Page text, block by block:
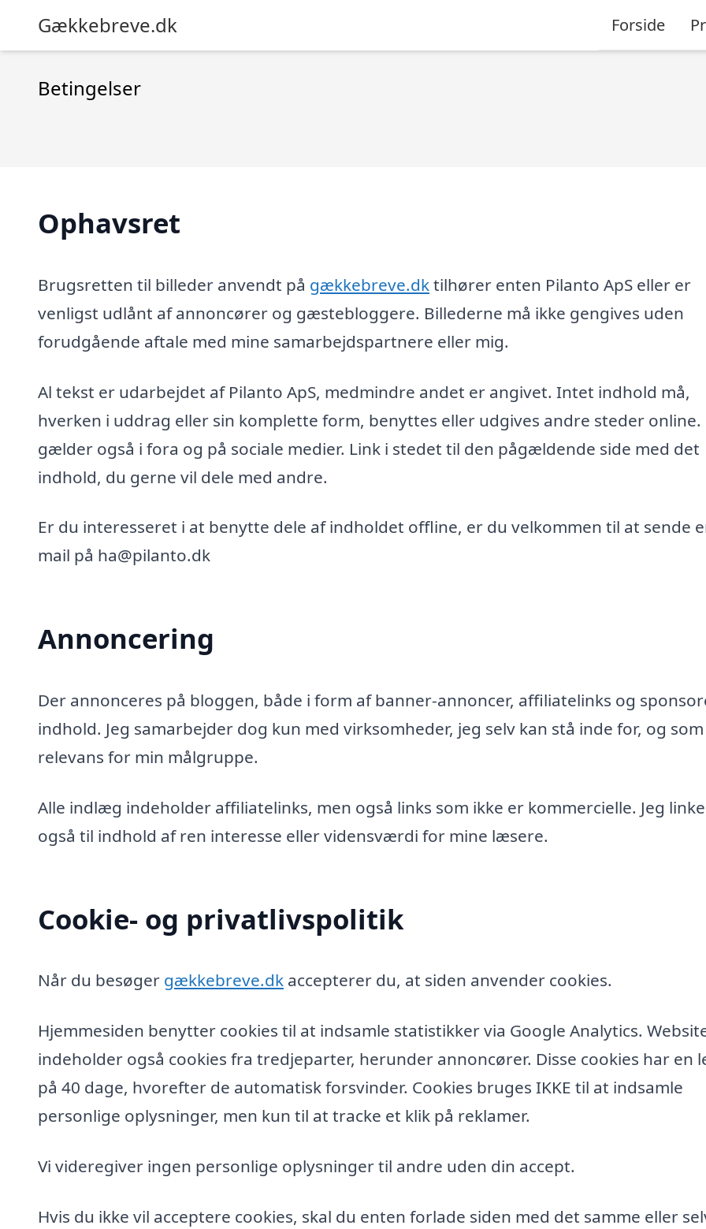
Gækkebreve.dk Forside
Betingelser
Ophavsret
Brugsretten til billeder anvendt på gækkebreve.dktilhører enten Pilanto ApS eller er
venligst udlånt af annoncører og gæstebloggere. Billederne må ikke gengives uden
forudgående aftale med mine samarbejdspartnere eller mig.
Al tekst er udarbejdet af Pilanto ApS, medmindre andet er angivet. Intet indhold må,
hverken i uddrag eller sin komplette form, benyttes eller udgives andre steder
gælder også i fora og på sociale medier. Link i stedet til den pågældende side med det
indhold, du gerne vil dele med andre.
Er du interesseret i at benytte dele af indholdet offline, er du velkommen til at sende
mail på ha@pilanto.dk
Annoncering
Der annonceres på bloggen, både i form af banner-annoncer, affiliatelinks og
indhold. Jeg samarbejder dog kun med virksomheder, jeg selv kan stå inde for, og
relevans for min målgruppe.
Alle indlæg indeholder affiliatelinks, men også links som ikke er kommercielle. Jeg
også til indhold af ren interesse eller vidensværdi for mine læsere.
Cookie- og privatlivspolitik
Når du besøger gækkebreve.dk accepterer du, at siden anvender cookies.
Hjemmesiden benytter cookies til at indsamle statistikker via Google Analytics.
indeholder også cookies fra tredjeparter, herunder annoncører. Disse cookies har en
på 40 dage, hvorefter de automatisk forsvinder. Cookies bruges IKKE til at indsamle
personlige oplysninger, men kun til at tracke et klik på reklamer.
Vi videregiver ingen personlige oplysninger til andre uden din accept.
Hvis du ikke vil acceptere cookies, skal du enten forlade siden med det samme eller